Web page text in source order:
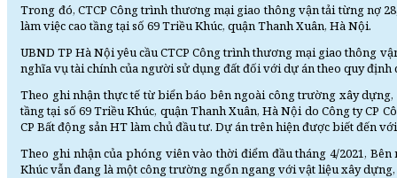
Trong đó, CTCP Công trình thương mại giao thông vận tải từng nợ
làm việc cao tầng tại số 69 Triều Khúc, quận Thanh Xuân, Hà Nội.
UBND TP Hà Nội yêu cầu CTCP Công trình thương mại giao thông
nghĩa vụ tài chính của người sử dụng đất đối với dự án theo quy định
Theo ghi nhận thực tế từ biển báo bên ngoài công trường xây
tầng tại số 69 Triều Khúc, quận Thanh Xuân, Hà Nội do Công ty CP
CP Bất động sản HT làm chủ đầu tư. Dự án trên hiện được biết đến
Theo ghi nhận của phóng viên vào thời điểm đầu tháng 4/2021,
Khúc vẫn đang là một công trường ngổn ngang với vật liệu xây dựng,